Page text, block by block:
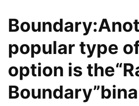
popular type
option is